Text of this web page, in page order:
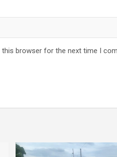
this browser for the next time I